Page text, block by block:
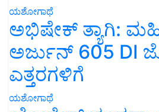
ಯಶೋಗಾಥೆ
ಅಭಿಷೇಕ್ ತ್ಯಾಗಿ:
ಅರ್ಜುನ್ 605 DI
ಎತ್ತರಗಳಿಗೆ
ಯಶೋಗಾಥೆ